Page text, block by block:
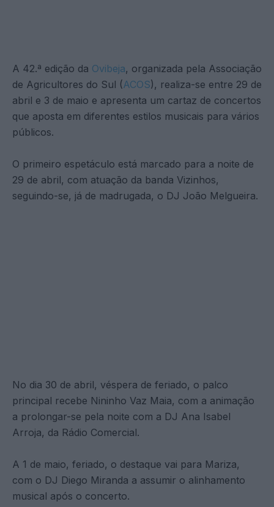
A 42.ª edição da Ovibeja, organizada pela Associação
de Agricultores do Sul (ACOS), realiza-se entre 29 de
abril e 3 de maio e apresenta um cartaz de concertos
que aposta em diferentes estilos musicais para vários
públicos.
O primeiro espetáculo está marcado para a noite de
29 de abril, com atuação da banda Vizinhos,
seguindo-se, já de madrugada, o DJ João Melgueira.
No dia 30 de abril, véspera de feriado, o palco
principal recebe Nininho Vaz Maia, com a animação
a prolongar-se pela noite com a DJ Ana Isabel
Arroja, da Rádio Comercial.
A 1 de maio, feriado, o destaque vai para Mariza,
com o DJ Diego Miranda a assumir o alinhamento
musical após o concerto.